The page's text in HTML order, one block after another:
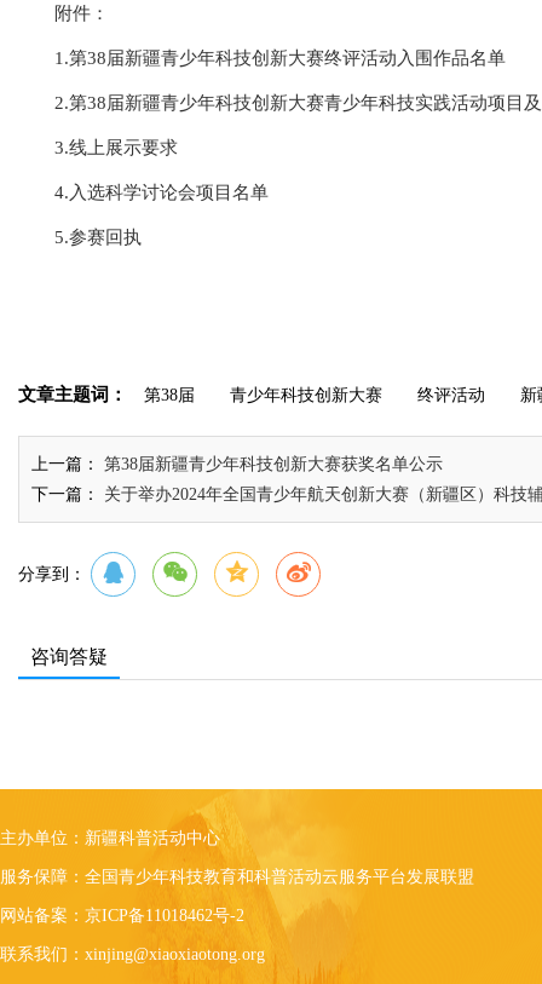
附件：
1.第38届新疆青少年科技创新大赛终评活动入围作品名单
2.第38届新疆青少年科技创新大赛青少年科技实践活动项目
3.线上展示要求
4. 入选科学讨论会项目名单
5.参赛回执
文章主题词： 第38届 青少年科技创新大赛 终评活动 新
上一篇：
第38届新疆青少年科技创新大赛获奖名单公示
下一篇：
关于举办2024年全国青少年航天创新大赛（新疆区）科技
分享到：
咨询答疑
主办单位：新疆科普活动中心
服务保障：全国青少年科技教育和科普活动云服务平台发展联盟
网站备案：京ICP备11018462号-2
联系我们：xinjing@xiaoxiaotong.org